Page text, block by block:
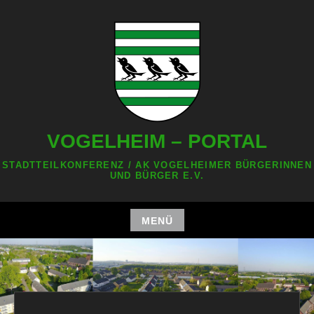
VOGELHEIM – PORTAL
STADTTEILKONFERENZ / AK VOGELHEIMER BÜRGERINNEN
UND BÜRGER E.V.
MENÜ
Zum
Inhalt
springen